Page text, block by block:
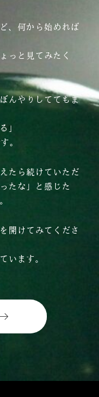
、何から始めれば
っと見てみたく
んやりしててもま
」
。
たら続けていただ
たな」と感じた
開けてみてくださ
います。